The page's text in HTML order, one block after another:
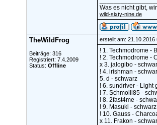
Was es nicht gibt,
wild-sixty-nine.de
TheWildFrog
Beiträge: 316
Registriert: 7.4.2009
Status: Offline
erstellt am: 21.10.2016
! 1. Techmodrome -
! 2. Techmodrome -
x 3. jalogibo -
! 4. irishman -
5. d - schwarz
! 6. sundriver - Light
! 7. Schmolli85 -
! 8. 2fast4me -
! 9. Masuki -
! 10. Gauss -
x 11. Frakon -